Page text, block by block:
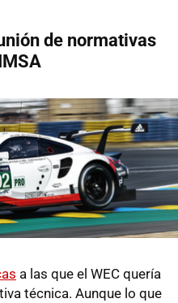
de normativas
a las que el WEC quería
técnica. Aunque lo que